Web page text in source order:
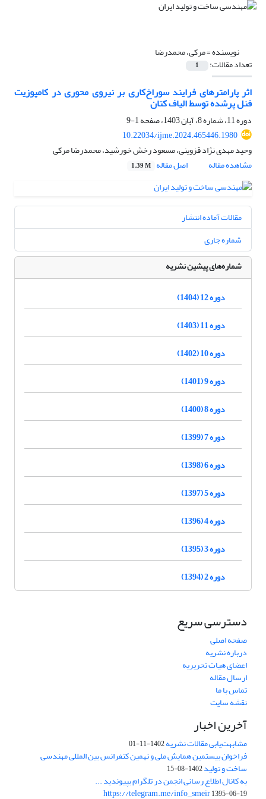
نویسنده =مرکی، محمدرضا
تعداد مقالات: 1
اثر پارامترهای فرایند سوراخ‌کاری بر نیروی محوری در کامپوزیت
فنل پرشده توسط الیاف کتان
دوره 11، شماره 8، آبان 1403، صفحه
1-9
10.22034/ijme.2024.465446.1980
وحید مهدی نژاد قزوینی، مسعود رخش خورشید، محمدرضا مرکی
مشاهده مقاله
اصل مقاله 1.39 M
مقالات آماده انتشار
شماره جاری
شماره‌های پیشین نشریه
دوره 12 (1404)
دوره 11 (1403)
دوره 10 (1402)
دوره 9 (1401)
دوره 8 (1400)
دوره 7 (1399)
دوره 6 (1398)
دوره 5 (1397)
دوره 4 (1396)
دوره 3 (1395)
دوره 2 (1394)
دسترسی سریع
صفحه اصلی
درباره نشریه
اعضای هیات تحریریه
ارسال مقاله
تماس با ما
نقشه سایت
آخرین اخبار
مشابهت‌یابی مقالات نشریه1402-11-01
فراخوان بیستمین همایش ملی و نهمین کنفرانس بین المللی مهندسی
ساخت و تولید1402-08-15
به کانال اطلاع رسانی انجمن در تلگرام بپیوندید ...
https://telegram.me/info_smeir1395-06-19